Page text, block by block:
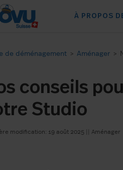
À PROPOS
de déménagement > Aménager >
conseils
Studio
modification: 19 août 2025 Aménager